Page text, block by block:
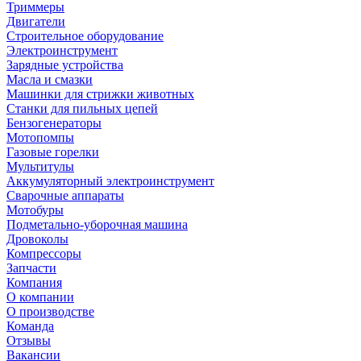
Триммеры
Двигатели
Строительное оборудование
Электроинструмент
Зарядные устройства
Масла и смазки
Машинки для стрижки животных
Станки для пильных цепей
Бензогенераторы
Мотопомпы
Газовые горелки
Мультитулы
Аккумуляторный электроинструмент
Сварочные аппараты
Мотобуры
Подметально-уборочная машина
Дровоколы
Компрессоры
Запчасти
Компания
О компании
О производстве
Команда
Отзывы
Вакансии